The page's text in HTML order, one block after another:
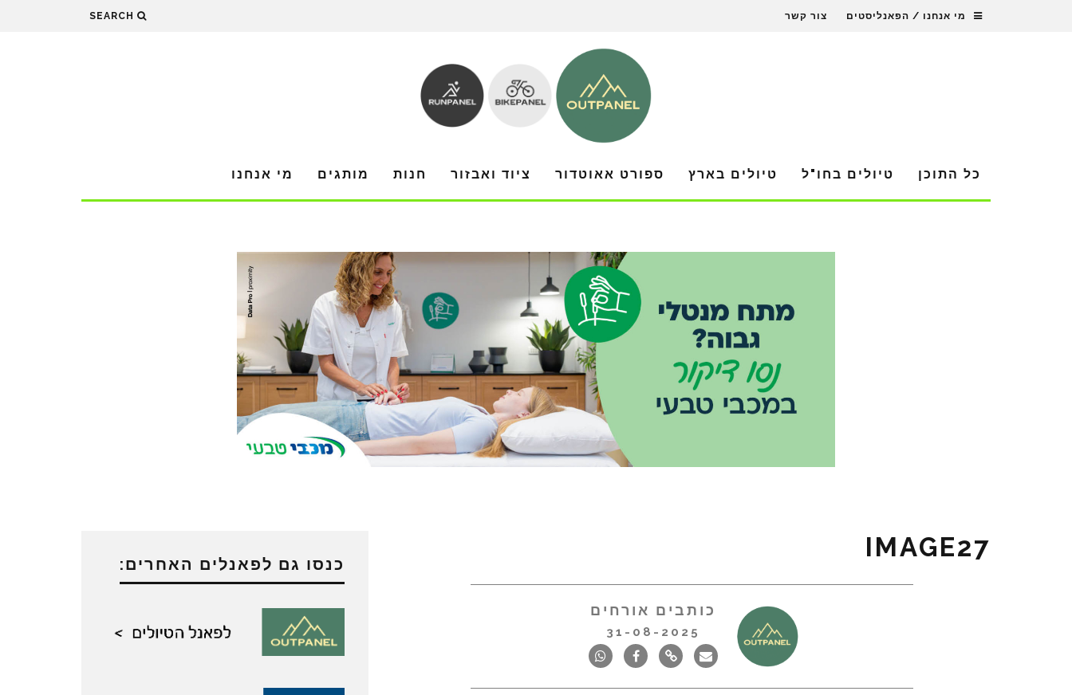
מי אנחנו / הפאנליסטים צור קשר SEARCH
כל התוכן טיולים בחו"ל טיולים בארץ ספורט אאוטדור ציוד ואבזור חנות מותגים מי אנחנו
IMAGE27
כותבים אורחים
31-08-2025
כנסו גם לפאנלים האחרים: